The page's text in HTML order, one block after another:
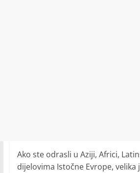
Ako ste odrasli u Aziji, Africi,
dijelovima Istočne Evrope, velika